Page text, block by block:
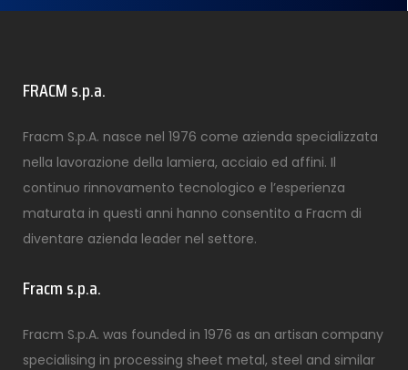
FRACM s.p.a.
Fracm S.p.A. nasce nel 1976 come azienda specializzata
nella lavorazione della lamiera, acciaio ed affini. Il
continuo rinnovamento tecnologico e l’esperienza
maturata in questi anni hanno consentito a Fracm di
diventare azienda leader nel settore.
Fracm s.p.a.
Fracm S.p.A. was founded in 1976 as an artisan company
specialising in processing sheet metal, steel and similar